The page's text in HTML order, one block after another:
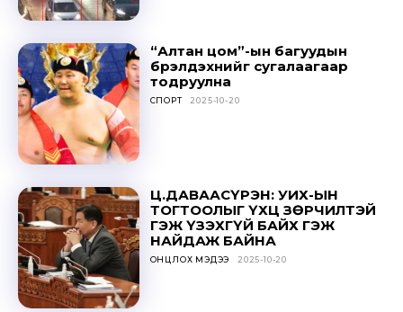
SUBSCRIBE
“Алтан цом”-ын багуудын
бүрэлдэхүүнийг сугалаагаар
тодруулна
СПОРТ 2025-10-20
Ц.ДАВААСҮРЭН: УИХ-ЫН
ТОГТООЛЫГ ҮХЦ ЗӨРЧИЛТЭЙ
ГЭЖ ҮЗЭХГҮЙ БАЙХ ГЭЖ
НАЙДАЖ БАЙНА
ОНЦЛОХ МЭДЭЭ 2025-10-20